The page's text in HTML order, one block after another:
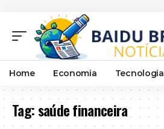
Home Economia Tecnologia
Tag:saúde financeira